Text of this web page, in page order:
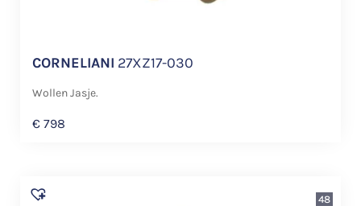
CORNELIANI 27XZ17-030
Wollen Jasje.
€ 798
48